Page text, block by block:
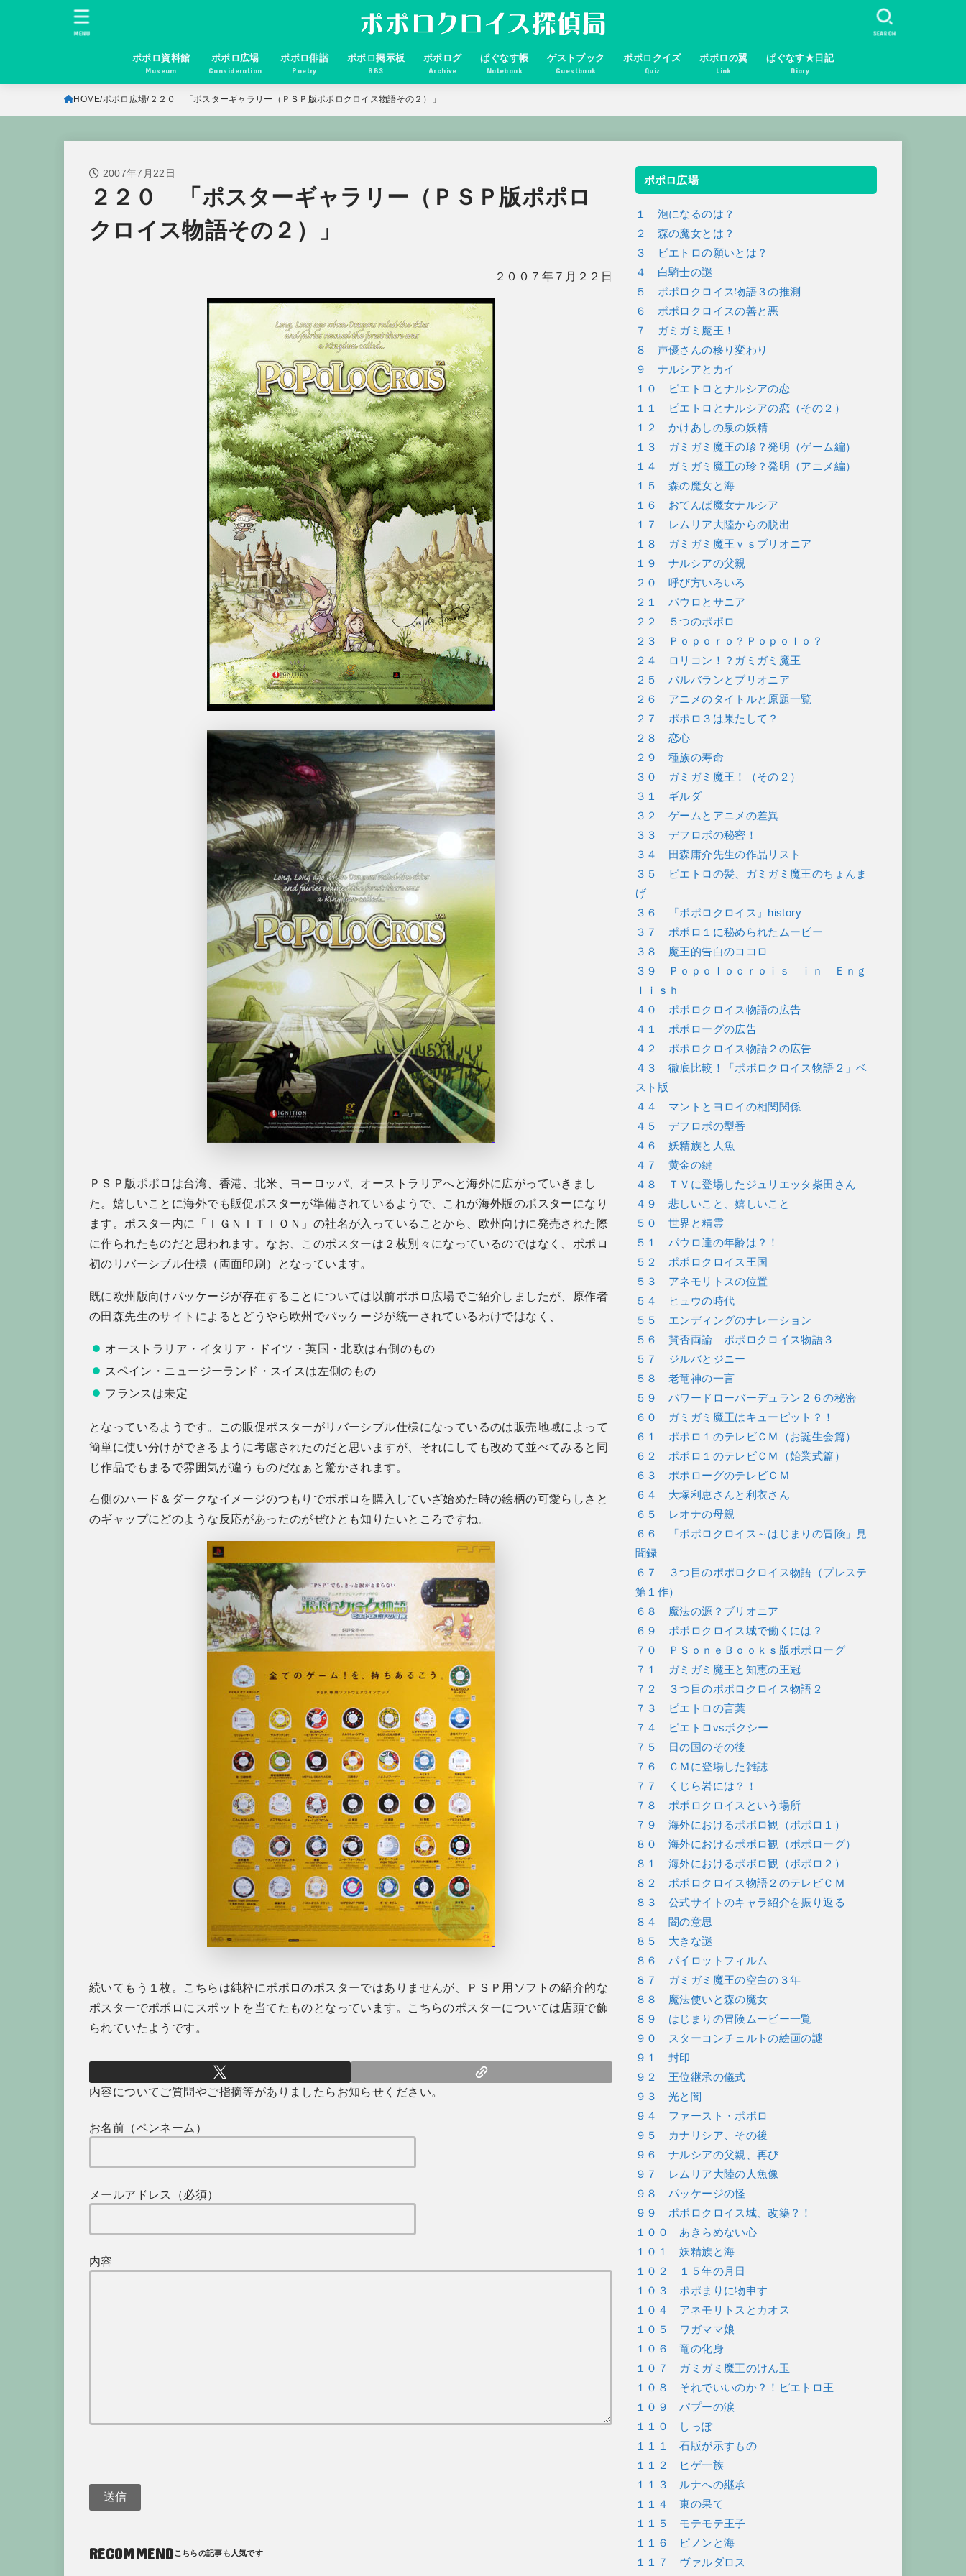
ポポロ資料館
Museum
ポポロ広場
Consideration
ポポロ俳諧
Poetry
ポポロ掲示板
BBS
ポポログ
Archive
ぱぐなす帳
Notebook
ゲストブック
Guestbook
ポポロクイズ
Quiz
ポポロの翼
Link
ぱぐなす★日記
Diary
SEARCH
MENU
HOME ポポロ広場 ２２０ 「ポスターギャラリー（ＰＳＰ版ポポロクロイス物語その２）」
2007年7月22日
２２０ 「ポスターギャラリー（ＰＳＰ版ポポロ
クロイス物語その２）」
２００７年７月２２日
ＰＳＰ版ポポロは台湾、香港、北米、ヨーロッパ、オーストラリアへと海外に広がっていきまし
た。嬉しいことに海外でも販促ポスターが準備されているようで、これが海外版のポスターになり
ます。ポスター内に「ＩＧＮＩＴＩＯＮ」の社名が入っていることから、欧州向けに発売された際
に作られたものだと思われます。なお、このポスターは２枚別々になっているのではなく、ポポロ
初のリバーシブル仕様（両面印刷）となっています。
既に欧州版向けパッケージが存在することについては以前ポポロ広場でご紹介しましたが、原作者
の田森先生のサイトによるとどうやら欧州でパッケージが統一されているわけではなく、
オーストラリア・イタリア・ドイツ・英国・北欧は右側のもの
スペイン・ニュージーランド・スイスは左側のもの
フランスは未定
となっているようです。この販促ポスターがリバーシブル仕様になっているのは販売地域によって
簡単に使い分けができるように考慮されたのだと思いますが、それにしても改めて並べてみると同
じ作品でもまるで雰囲気が違うものだなぁと驚かされます。
右側のハード＆ダークなイメージのつもりでポポロを購入していざ始めた時の絵柄の可愛らしさと
のギャップにどのような反応があったのがぜひとも知りたいところですね。
続いてもう１枚。こちらは純粋にポポロのポスターではありませんが、ＰＳＰ用ソフトの紹介的な
ポスターでポポロにスポットを当てたものとなっています。こちらのポスターについては店頭で飾
られていたようです。
内容についてご質問やご指摘等がありましたらお知らせください。
お名前（ペンネーム）
メールアドレス（必須）
内容
RECOMMEND
ポポロ広場
１ 泡になるのは？
２ 森の魔女とは？
３ ピエトロの願いとは？
４ 白騎士の謎
５ ポポロクロイス物語３の推測
６ ポポロクロイスの善と悪
７ ガミガミ魔王！
８ 声優さんの移り変わり
９ ナルシアとカイ
１０ ピエトロとナルシアの恋
１１ ピエトロとナルシアの恋（その２）
１２ かけあしの泉の妖精
１３ ガミガミ魔王の珍？発明（ゲーム編）
１４ ガミガミ魔王の珍？発明（アニメ編）
１５ 森の魔女と海
１６ おてんば魔女ナルシア
１７ レムリア大陸からの脱出
１８ ガミガミ魔王ｖｓブリオニア
１９ ナルシアの父親
２０ 呼び方いろいろ
２１ パウロとサニア
２２ ５つのポポロ
２３ Ｐｏｐｏｒｏ？Ｐｏｐｏｌｏ？
２４ ロリコン！？ガミガミ魔王
２５ バルバランとブリオニア
２６ アニメのタイトルと原題一覧
２７ ポポロ３は果たして？
２８ 恋心
２９ 種族の寿命
３０ ガミガミ魔王！（その２）
３１ ギルダ
３２ ゲームとアニメの差異
３３ デフロボの秘密！
３４ 田森庸介先生の作品リスト
３５ ピエトロの髪、ガミガミ魔王のちょんま
げ
３６ 『ポポロクロイス』history
３７ ポポロ１に秘められたムービー
３８ 魔王的告白のココロ
３９ Ｐｏｐｏｌｏｃｒｏｉｓ ｉｎ Ｅｎｇ
ｌｉｓｈ
４０ ポポロクロイス物語の広告
４１ ポポローグの広告
４２ ポポロクロイス物語２の広告
４３ 徹底比較！「ポポロクロイス物語２」ベ
スト版
４４ マントとヨロイの相関関係
４５ デフロボの型番
４６ 妖精族と人魚
４７ 黄金の鍵
４８ ＴＶに登場したジュリエッタ柴田さん
４９ 悲しいこと、嬉しいこと
５０ 世界と精霊
５１ パウロ達の年齢は？！
５２ ポポロクロイス王国
５３ アネモリトスの位置
５４ ヒュウの時代
５５ エンディングのナレーション
５６ 賛否両論 ポポロクロイス物語３
５７ ジルバとジニー
５８ 老竜神の一言
５９ パワードローバーデュラン２６の秘密
６０ ガミガミ魔王はキューピット？！
６１ ポポロ１のテレビＣＭ（お誕生会篇）
６２ ポポロ１のテレビＣＭ（始業式篇）
６３ ポポローグのテレビＣＭ
６４ 大塚利恵さんと利衣さん
６５ レオナの母親
６６ 「ポポロクロイス～はじまりの冒険」見
聞録
６７ ３つ目のポポロクロイス物語（プレステ
第１作）
６８ 魔法の源？ブリオニア
６９ ポポロクロイス城で働くには？
７０ ＰＳｏｎｅＢｏｏｋｓ版ポポローグ
７１ ガミガミ魔王と知恵の王冠
７２ ３つ目のポポロクロイス物語２
７３ ピエトロの言葉
７４ ピエトロvsボクシー
７５ 日の国のその後
７６ ＣＭに登場した雑誌
７７ くじら岩には？！
７８ ポポロクロイスという場所
７９ 海外におけるポポロ観（ポポロ１）
８０ 海外におけるポポロ観（ポポローグ）
８１ 海外におけるポポロ観（ポポロ２）
８２ ポポロクロイス物語２のテレビＣＭ
８３ 公式サイトのキャラ紹介を振り返る
８４ 闇の意思
８５ 大きな謎
８６ パイロットフィルム
８７ ガミガミ魔王の空白の３年
８８ 魔法使いと森の魔女
８９ はじまりの冒険ムービー一覧
９０ スターコンチェルトの絵画の謎
９１ 封印
９２ 王位継承の儀式
９３ 光と闇
９４ ファースト・ポポロ
９５ カナリシア、その後
９６ ナルシアの父親、再び
９７ レムリア大陸の人魚像
９８ パッケージの怪
９９ ポポロクロイス城、改築？！
１００ あきらめない心
１０１ 妖精族と海
１０２ １５年の月日
１０３ ポポまりに物申す
１０４ アネモリトスとカオス
１０５ ワガママ娘
１０６ 竜の化身
１０７ ガミガミ魔王のけん玉
１０８ それでいいのか？！ピエトロ王
１０９ パプーの涙
１１０ しっぽ
１１１ 石版が示すもの
１１２ ヒゲ一族
１１３ ルナへの継承
１１４ 東の果て
１１５ モテモテ王子
１１６ ピノンと海
１１７ ヴァルダロス